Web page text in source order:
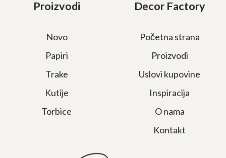
Proizvodi
Novo
Papiri
Trake
Kutije
Torbice
Decor Factory
Početna strana
Proizvodi
Uslovi kupovine
Inspiracija
O nama
Kontakt